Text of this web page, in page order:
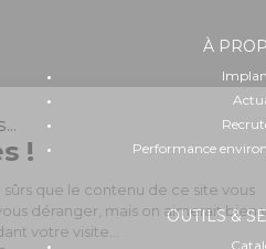
À
Performance
OUTILS &